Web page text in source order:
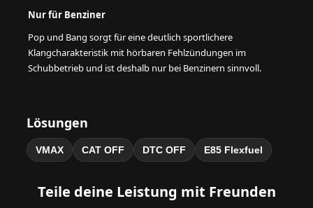
Nur für Benziner
Pop und Bang sorgt für eine deutlich sportlichere
Klangcharakteristik mit hörbaren Fehlzündungen im
Schubbetrieb und ist deshalb nur bei Benzinern sinnvoll.
Lösungen
VMAX CAT OFF DTC OFF E85 Flexfuel
Teile deine Leistung mit Freunden